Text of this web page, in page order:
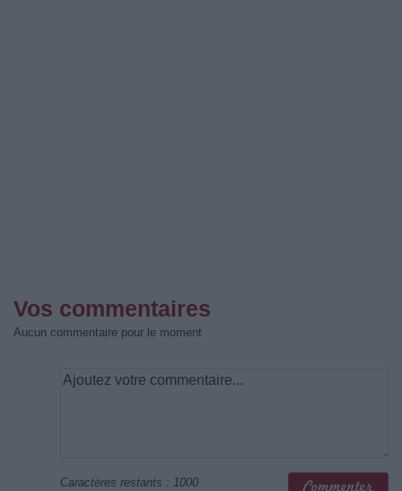
Vos commentaires
Aucun commentaire pour le moment
Caractères restants : 1000